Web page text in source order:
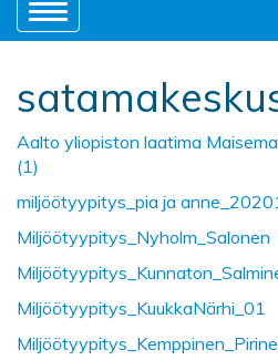
Toggle
navigation
Aalto yliopiston laatima
(1)
miljöötyypitys_pia ja
Miljöötyypitys_Nyholm_Salonen
Miljöötyypitys_KuukkaNärhi_01